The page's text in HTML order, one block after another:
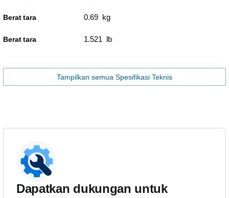
Berat tara 0.69 kg
Berat tara 1.521 lb
Tampilkan semua Spesifikasi Teknis
Dapatkan dukungan untuk